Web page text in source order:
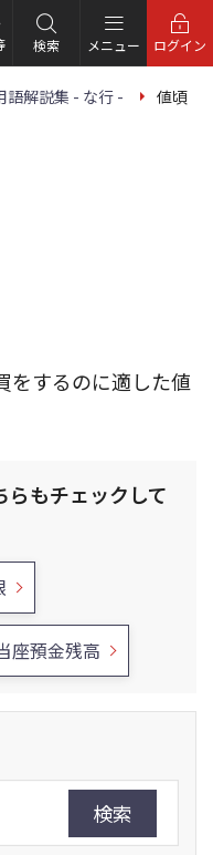
検索 メニュー ログイン
語解説集 - な行 - 値頃
をするのに適した値
らもチェックして
座預金残高
検索